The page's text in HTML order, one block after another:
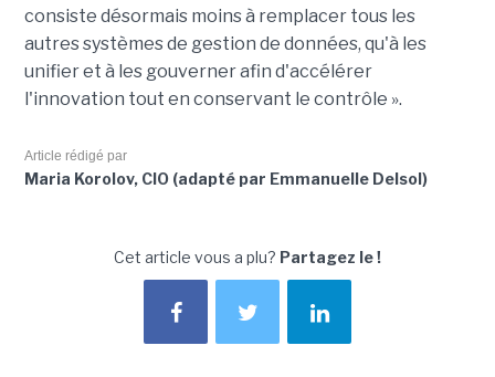
consiste désormais moins à remplacer tous les
autres systèmes de gestion de données, qu'à les
unifier et à les gouverner afin d'accélérer
l'innovation tout en conservant le contrôle ».
Article rédigé par
Maria Korolov, CIO (adapté par Emmanuelle Delsol)
Cet article vous a plu? Partagez le !